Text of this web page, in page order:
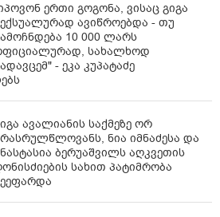
ერთი გოგონა, ვისაც გიგა
ავიწროებდა - თუ
10 000 ლარს
სახალხოდ
- ეკა კუპატაძე
ავალიანის საქმეზე ორ
ნია იმნაძესა და
ბერუაშვილს აღკვეთის
სახით პატიმრობა